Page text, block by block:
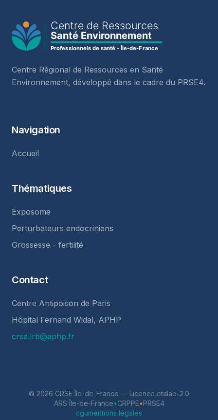
Centre Régional de Ressources en Santé
Environnement, développé dans le cadre du PRSE4.
Navigation
Accueil
Thématiques
Exposome
Perturbateurs endocriniens
Grossesse - fertilité
Contact
Centre Antipoison de Paris
Hôpital Fernand Widal, APHP
crse.lrb@aphp.fr
© 2026 CRSE Île-de-France — Licence etalab-2.0
ARS Île-de-France•CRPPE•PRSE4
cgumentions légales